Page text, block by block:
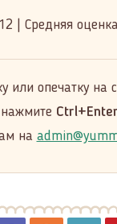
12 Средняя
или опечатку на
Ctrl+Enter
на